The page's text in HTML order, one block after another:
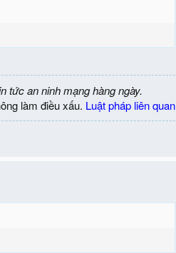
tức an ninh mạng hàng ngày.
làm điều xấu. Luật pháp liên quan